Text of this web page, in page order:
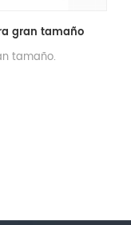
gran tamaño
tamaño.